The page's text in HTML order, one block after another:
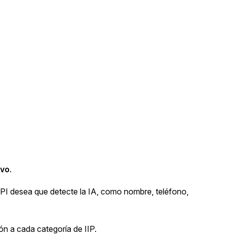
.
desea que detecte la IA, como nombre, teléfono,
a cada categoría de IIP.